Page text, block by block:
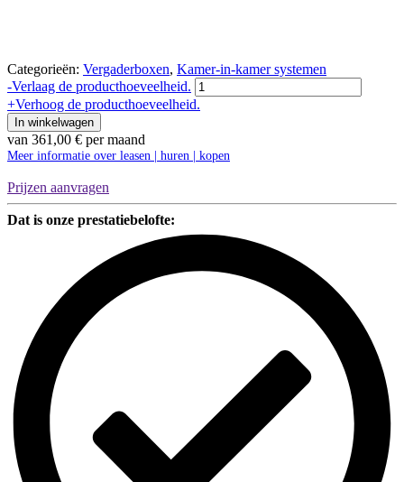
Categorieën: Vergaderboxen, Kamer-in-kamer systemen
-Verlaag de producthoeveelheid. MUTE
Modular
2x2
|
Personen
hoeveelheid
+Verhoog de producthoeveelheid.
In winkelwagen
van 361,00 € per maand
Meer informatie over leasen | huren | kopen
Prijzen aanvragen
Dat is onze prestatiebelofte: